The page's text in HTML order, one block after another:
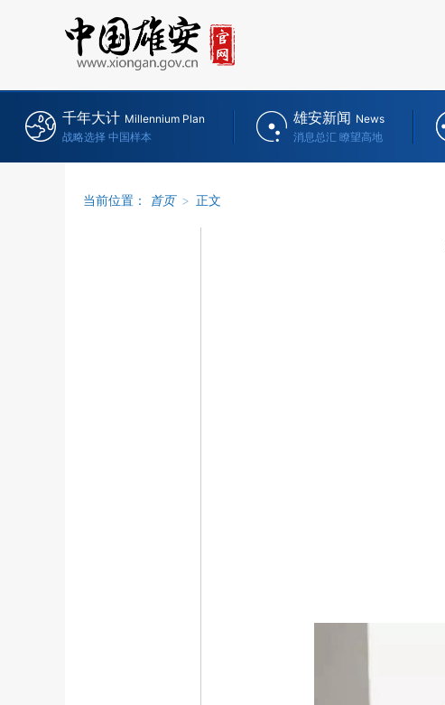
千年大计 Millennium Plan
战略选择 中国样本
雄安新闻 News
消息总汇 瞭望高地
当前位置： 首页 > 正文